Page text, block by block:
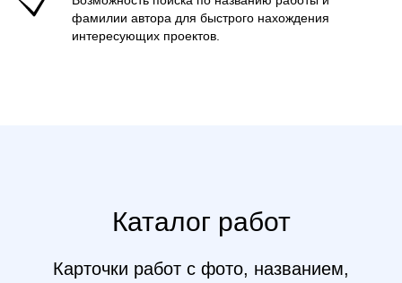
фамилии автора для быстрого нахождения
интересующих проектов.
Каталог работ
Карточки работ с фото, названием,